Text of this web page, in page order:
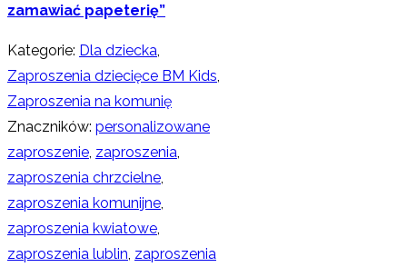
zamawiać papeterię”
Kategorie: Dla dziecka,
Zaproszenia dziecięce BM Kids,
Zaproszenia na komunię
Znaczników: personalizowane
zaproszenie, zaproszenia,
zaproszenia chrzcielne,
zaproszenia komunijne,
zaproszenia kwiatowe,
zaproszenia lublin, zaproszenia